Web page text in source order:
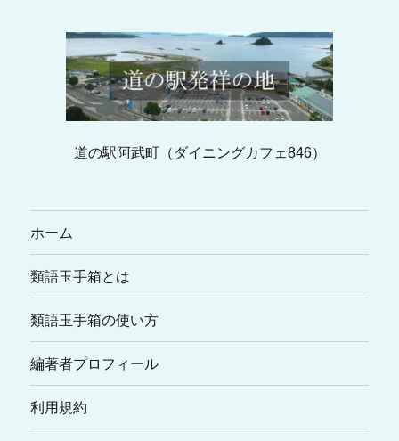
道の駅阿武町（ダイニングカフェ846）
ホーム
類語玉手箱とは
類語玉手箱の使い方
編著者プロフィール
利用規約